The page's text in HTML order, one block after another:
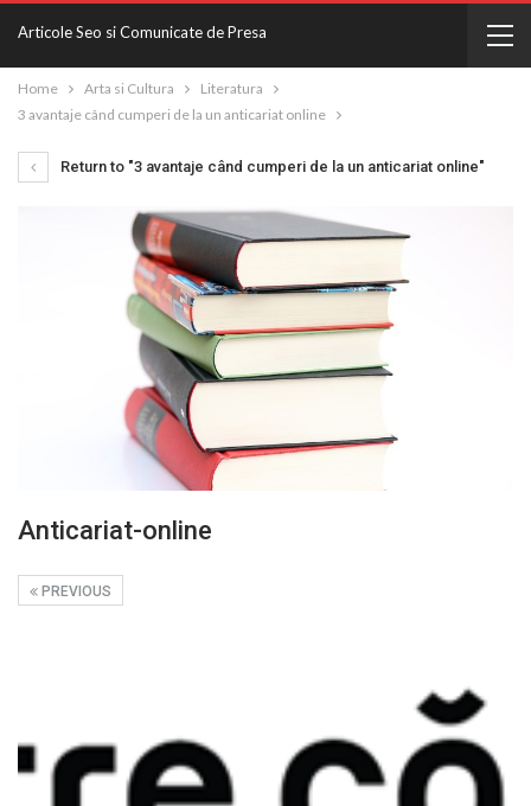
Articole Seo si Comunicate de Presa
Home Arta si Cultura
Literatura
3 avantaje când cumperi de la un anticariat online
Return to "3 avantaje când cumperi de la un anticariat online"
Anticariat-online
PREVIOUS